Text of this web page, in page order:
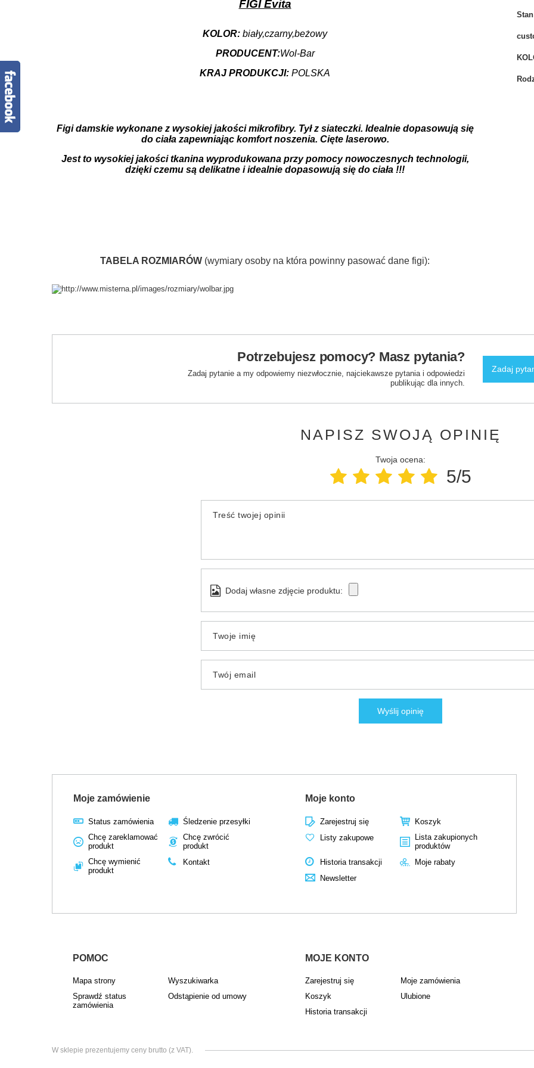
FIGI Evita
KOLOR: biały,czarny,beżowy
PRODUCENT:Wol-Bar
KRAJ PRODUKCJI: POLSKA
Figi damskie wykonane z wysokiej jakości mikrofibry. Tył z siateczki. Idealnie dopasowują się
do ciała zapewniając komfort noszenia. Cięte laserowo.
Jest to wysokiej jakości tkanina wyprodukowana przy pomocy nowoczesnych technologii,
dzięki czemu są delikatne i idealnie dopasowują się do ciała !!!
TABELA ROZMIARÓW (wymiary osoby na która powinny pasować dane figi):
Stan
Potrzebujesz pomocy? Masz pytania?
Zadaj pytanie a my odpowiemy niezwłocznie, najciekawsze pytania i odpowiedzi
publikując dla innych.
Zadaj
NAPISZ SWOJĄ OPINIĘ
Twoja ocena:
5/5
Treść twojej opinii
Dodaj własne zdjęcie produktu:
Twoje imię
Twój email
Wyślij opinię
Moje zamówienie
Status zamówienia
Śledzenie przesyłki
Chcę zareklamować
produkt
Chcę zwrócić
produkt
Chcę wymienić
produkt
Kontakt
Moje konto
Zarejestruj się
Koszyk
Listy zakupowe
Lista zakupionych
produktów
Historia transakcji
Moje rabaty
Newsletter
POMOC
Mapa strony
Wyszukiwarka
Sprawdź status
zamówienia
Odstąpienie od umowy
MOJE KONTO
Zarejestruj się
Moje zamówienia
Koszyk
Ulubione
Historia transakcji
W sklepie prezentujemy ceny brutto (z VAT).